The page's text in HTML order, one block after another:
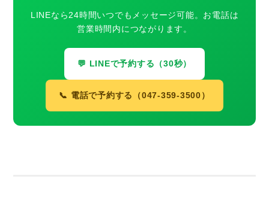
LINEなら24時間いつでもメッセージ可能。お電話は
営業時間内につながります。
💬 LINEで予約する（30秒）
📞 電話で予約する（047-359-3500）